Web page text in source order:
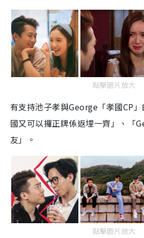
點擊圖片放大
有支持池子孝與George 「孝國CP
國又可以攞正牌係返埋一齊」、「
友」。
點擊圖片放大